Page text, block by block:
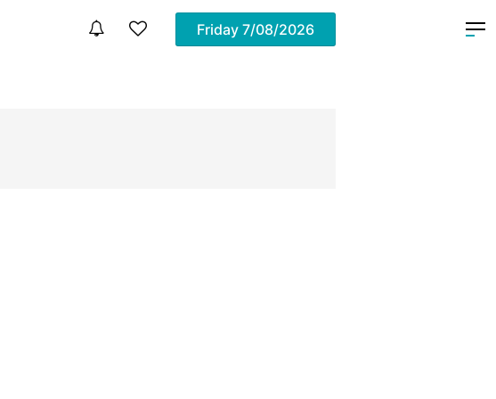
Friday 7/08/2026